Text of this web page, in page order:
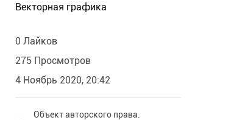
Векторная графика
0 Лайков
275 Просмотров
4 Ноябрь 2020, 20:42
Объект авторского права.